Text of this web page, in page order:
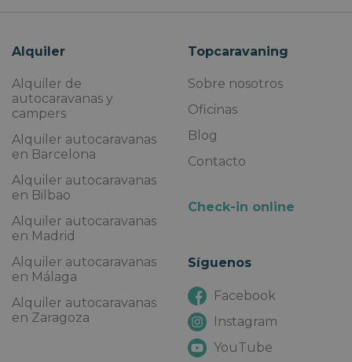
Alquiler
Alquiler de
autocaravanas y
campers
Alquiler autocaravanas
en Barcelona
Alquiler autocaravanas
en Bilbao
Alquiler autocaravanas
en Madrid
Alquiler autocaravanas
en Málaga
Alquiler autocaravanas
en Zaragoza
Topcaravaning
Sobre nosotros
Oficinas
Blog
Contacto
Check-in online
Síguenos
Facebook
Instagram
YouTube